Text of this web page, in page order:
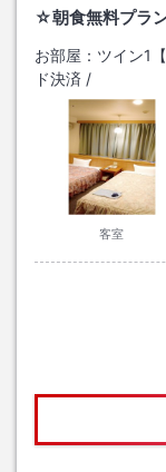
☆朝食無料プラ
お部屋： ツイン1
ド決済 /
客室